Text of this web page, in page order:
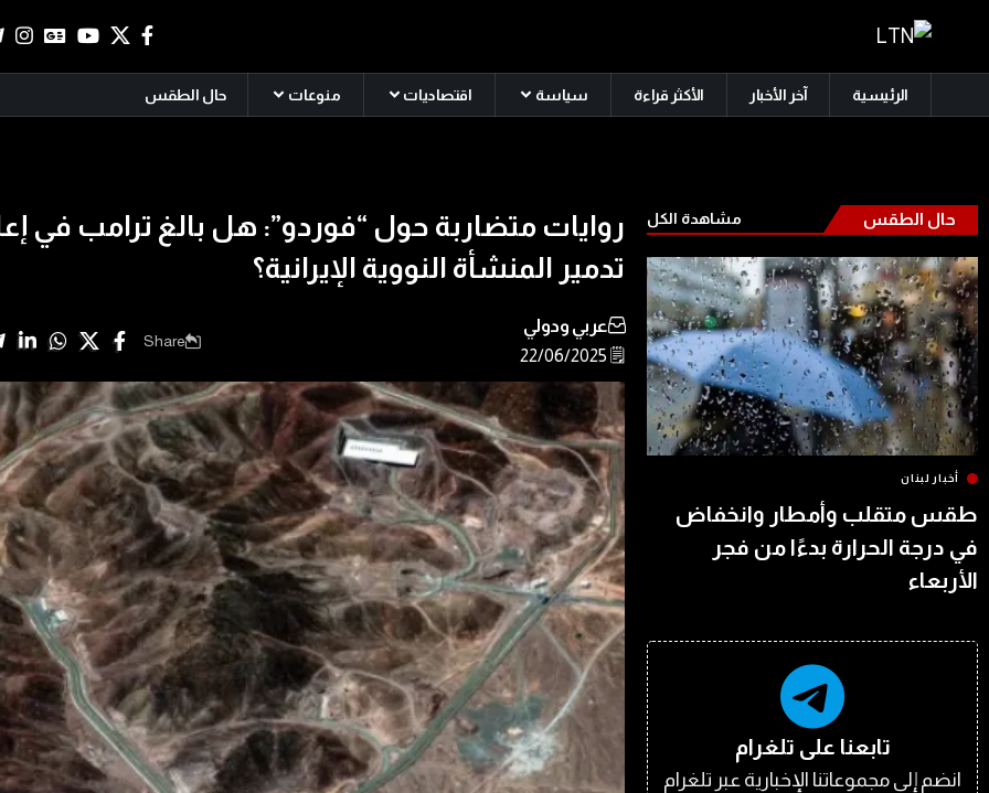
الرئيسية آخر الأخبار الأكثر قراءة سياسة اقتصاديات منوعات حال الطقس
حال الطقس مشاهدة الكل
أخبار لبنان
طقس متقلب وأمطار وانخفاض
في درجة الحرارة بدءًا من فجر
الأربعاء
تابعنا على تلغرام
انضم إلى مجموعاتنا الإخبارية عبر تلغرام
روايات متضاربة حول “فوردو”: هل بالغ ترامب في
تدمير المنشأة النووية الإيرانية؟
🗒️ 22/06/2025
عربي ودولي
Share